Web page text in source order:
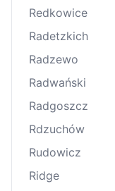
Redkowice
Radetzkich
Radzewo
Radwański
Radgoszcz
Rdzuchów
Rudowicz
Ridge